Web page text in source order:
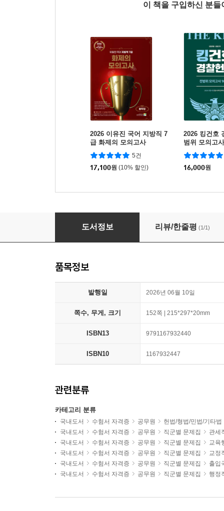
이 책을 구입하신 분
2026 이유진 국어 지방직 7
급 화제의 모의고사
5건
17,100원 (10% 할인)
2026 킹건호
범위 모의고
대비]
16,000원
2026 전효진 헌법 전범위 모의고사
도서정보 리뷰/한줄평 (1/1)
품목정보
발행일 2026년 06월 10일
쪽수, 무게, 크기 152쪽 | 215*297*20mm
ISBN13 9791167932440
ISBN10 1167932447
관련분류
카테고리 분류
국내도서 수험서 자격증 공무원
헌법/형법/민법/기타법
국내도서
수험서 자격증 공무원 직군별 문제집
관세
국내도서
수험서 자격증 공무원 직군별 문제집
교육
국내도서
수험서 자격증 공무원 직군별 문제집
교정
국내도서
수험서 자격증 공무원 직군별 문제집
출입
국내도서
수험서 자격증 공무원 직군별 문제집 행정